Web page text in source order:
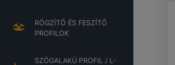
RÖGZÍTŐ ÉS FESZÍTŐ
PROFILOK
SZÖGALAKÚ PROFIL / L-